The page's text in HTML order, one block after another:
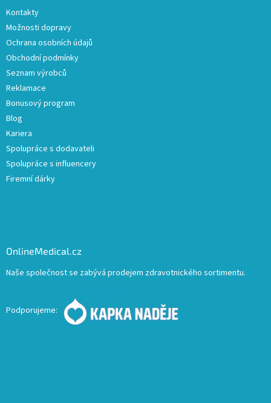
Kontakty
Možnosti dopravy
Ochrana osobních údajů
Obchodní podmínky
Seznam výrobců
Reklamace
Bonusový program
Blog
Kariera
Spolupráce s dodavateli
Spolupráce s influencery
Firemní dárky
OnlineMedical.cz
Naše společnost se zabývá prodejem zdravotnického sortimentu.
Podporujeme: